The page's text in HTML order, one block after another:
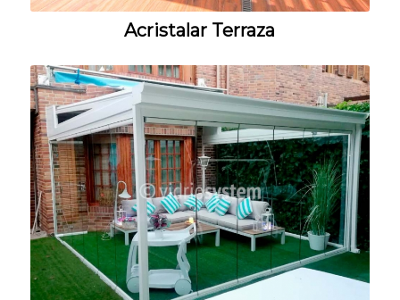
Acristalar Terraza